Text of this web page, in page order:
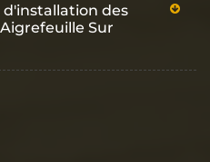
d'installation des
Sur